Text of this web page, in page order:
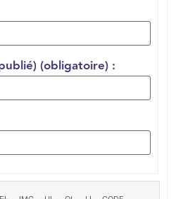
(obligatoire) :